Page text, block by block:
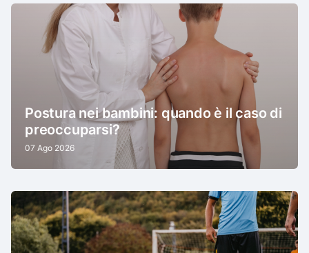
Postura nei bambini: quando è il caso di
preoccuparsi?
07 Ago 2026